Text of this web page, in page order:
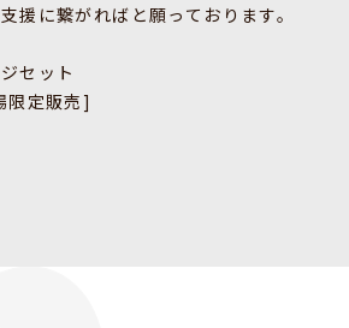
援に繋がればと願っております。
セット
限定販売]